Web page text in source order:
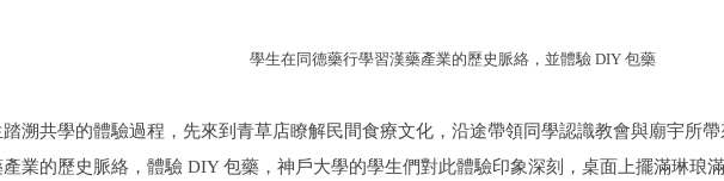
學生在同德藥行學習漢藥產業的歷史脈絡，並體驗 DIY 包藥
踏溯共學的體驗過程，先來到青草店瞭解民間食療文化，沿途帶領同學認識教會與廟宇所
業的歷史脈絡，體驗 DIY 包藥，神戶大學的學生們對此體驗印象深刻，桌面上擺滿琳琅